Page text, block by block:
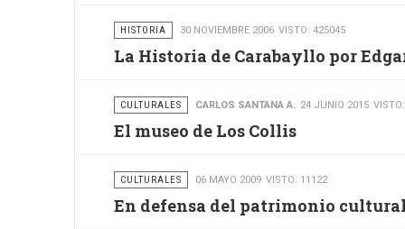
HISTORIA 30 NOVIEMBRE 2006 VISTO: 425045
La Historia de Carabayllo por
CULTURALES CARLOS SANTANA A. 24 JUNIO 2015
El museo de Los Collis
CULTURALES 06 MAYO 2009 VISTO: 11122
En defensa del patrimonio